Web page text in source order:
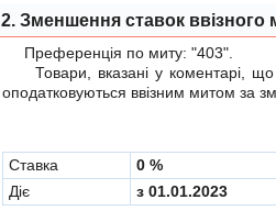
2. Зменшення ставок ввізного
Преференція по миту:"403"
Товари, вказані у коментарі, що
оподатковуються ввізним митом за
Cтавка
0 %
Діє
з 01.01.2023